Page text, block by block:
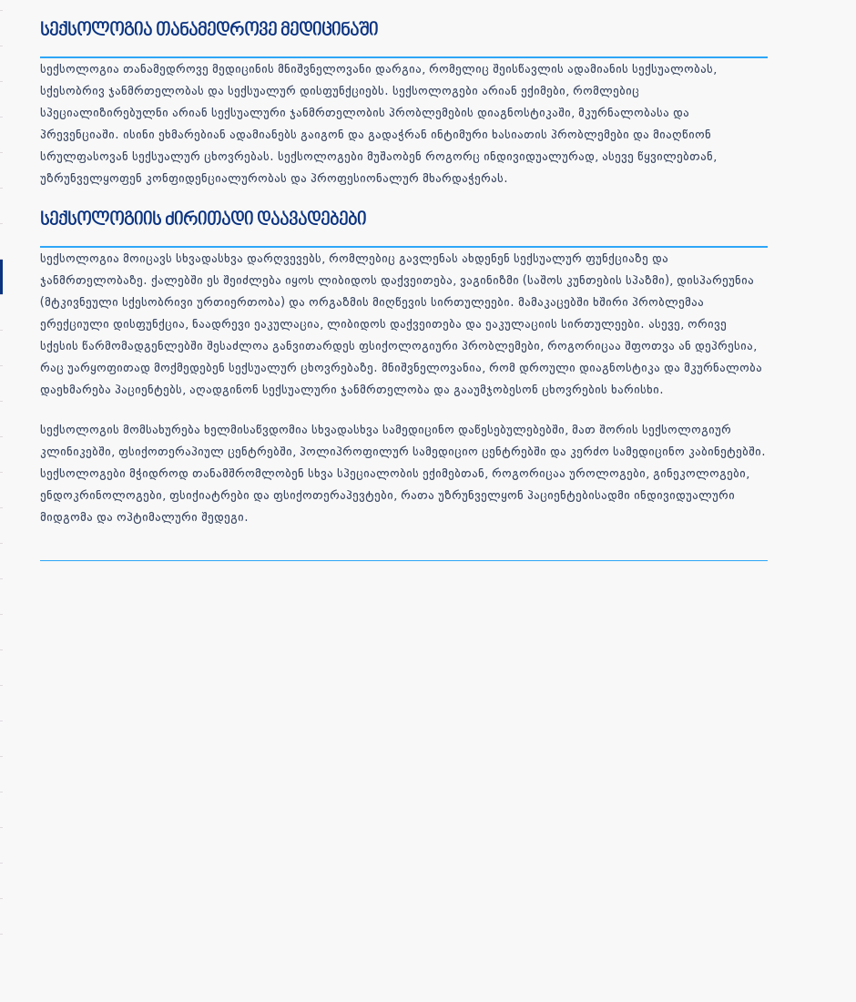
სექსოლოგია თანამედროვე მედიცინაში
სექსოლოგია თანამედროვე მედიცინის მნიშვნელოვანი დარგია, რომელიც შეისწავლის ადამიანის სექსუალობას,
სქესობრივ ჯანმრთელობას და სექსუალურ დისფუნქციებს. სექსოლოგები არიან ექიმები, რომლებიც
სპეციალიზირებულნი არიან სექსუალური ჯანმრთელობის პრობლემების დიაგნოსტიკაში, მკურნალობასა და
პრევენციაში. ისინი ეხმარებიან ადამიანებს გაიგონ და გადაჭრან ინტიმური ხასიათის პრობლემები და მიაღწიონ
სრულფასოვან სექსუალურ ცხოვრებას. სექსოლოგები მუშაობენ როგორც ინდივიდუალურად, ასევე წყვილებთან,
უზრუნველყოფენ კონფიდენციალურობას და პროფესიონალურ მხარდაჭერას.
სექსოლოგიის ძირითადი დაავადებები
სექსოლოგია მოიცავს სხვადასხვა დარღვევებს, რომლებიც გავლენას ახდენენ სექსუალურ ფუნქციაზე და
ჯანმრთელობაზე. ქალებში ეს შეიძლება იყოს ლიბიდოს დაქვეითება, ვაგინიზმი (საშოს კუნთების სპაზმი), დისპარეუნია
(მტკივნეული სქესობრივი ურთიერთობა) და ორგაზმის მიღწევის სირთულეები. მამაკაცებში ხშირი პრობლემაა
ერექციული დისფუნქცია, ნაადრევი ეაკულაცია, ლიბიდოს დაქვეითება და ეაკულაციის სირთულეები. ასევე, ორივე
სქესის წარმომადგენლებში შესაძლოა განვითარდეს ფსიქოლოგიური პრობლემები, როგორიცაა შფოთვა ან დეპრესია,
რაც უარყოფითად მოქმედებენ სექსუალურ ცხოვრებაზე. მნიშვნელოვანია, რომ დროული დიაგნოსტიკა და მკურნალობა
დაეხმარება პაციენტებს, აღადგინონ სექსუალური ჯანმრთელობა და გააუმჯობესონ ცხოვრების ხარისხი.
სექსოლოგის მომსახურება ხელმისაწვდომია სხვადასხვა სამედიცინო დაწესებულებებში, მათ შორის სექსოლოგიურ
კლინიკებში, ფსიქოთერაპიულ ცენტრებში, პოლიპროფილურ სამედიციო ცენტრებში და კერძო სამედიცინო კაბინეტებში.
სექსოლოგები მჭიდროდ თანამშრომლობენ სხვა სპეციალობის ექიმებთან, როგორიცაა უროლოგები, გინეკოლოგები,
ენდოკრინოლოგები, ფსიქიატრები და ფსიქოთერაპევტები, რათა უზრუნველყონ პაციენტებისადმი ინდივიდუალური
მიდგომა და ოპტიმალური შედეგი.